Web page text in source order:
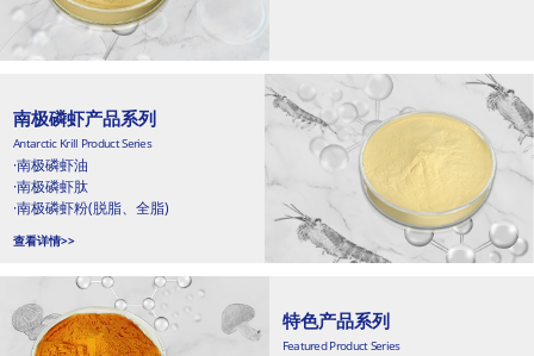
南极磷虾产品系列
Antarctic Krill Product Series
·南极磷虾油
·南极磷虾肽
·南极磷虾粉(脱脂、全脂)
查看详情>>
特色产品系列
Featured Product Series